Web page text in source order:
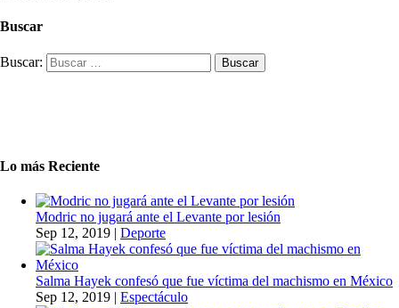
Buscar
Buscar:
Lo más Reciente
Modric no jugará ante el Levante por lesión
Sep 12, 2019 | Deporte
Salma Hayek confesó que fue víctima del machismo en México
Sep 12, 2019 | Espectáculo